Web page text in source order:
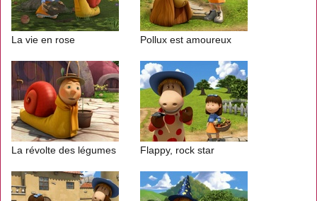
La vie en rose Pollux est amoureux
La révolte des légumes Flappy, rock star